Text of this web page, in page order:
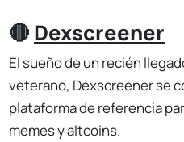
🔴 Dexscreener
El sueño de un recién
veterano, Dexscreener se
plataforma de referencia
memes y altcoins.